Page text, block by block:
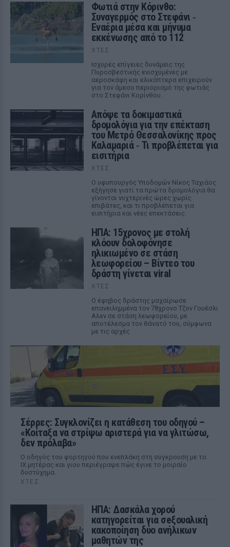
Φωτιά στην Κόρινθο:
Συναγερμός στο Στεφάνι ‑
Εναέρια μέσα και μήνυμα
εκκένωσης από το 112
ΧΤΕΣ
Ισχυρές επίγειες δυνάμεις της
Πυροσβεστικής ενισχυμένες με
αεροσκάφη και ελικόπτερα επιχειρούν
για τον άμεσο περιορισμό της φωτιάς
στο Στεφάνι Κορίνθου.
Απόψε τα δοκιμαστικά
δρομολόγια για την επέκταση
του Μετρό Θεσσαλονίκης προς
Καλαμαριά ‑ Τι προβλέπεται για
εισιτήρια
ΧΤΕΣ
Ο υφυπουργός Υποδομών Νίκος Ταχιάος
εξήγησε γιατί τα πρώτα δρομολόγια θα
γίνονται νυχτερινές ώρες χωρίς
επιβάτες, και τι προβλέπεται για
εισιτήρια και νέες επεκτάσεις.
ΗΠΑ: 15χρονος με στολή
κλόουν δολοφόνησε
ηλικιωμένο σε στάση
λεωφορείου – Βίντεο του
δράστη γίνεται viral
ΧΤΕΣ
Ο έφηβος δράστης μαχαίρωσε
επανειλημμένα τον 78χρονο Τζον Γουέσλι
Αλεν σε στάση λεωφορείου, με
αποτέλεσμα τον θάνατό του, σύμφωνα
με τις αρχές
Σέρρες: Συγκλονίζει η κατάθεση του οδηγού –
«Κοίταξα να στρίψω αριστερά για να γλιτώσω,
δεν πρόλαβα»
Ο οδηγός του φορτηγού που ενεπλάκη στη σύγκρουση με το
ΙΧ μητέρας και γιου περιέγραψε πώς έγινε το μοιραίο
δυστύχημα.
ΧΤΕΣ
ΗΠΑ: Δασκάλα χορού
κατηγορείται για σeξουαλική
κακοποίηση δύο ανήλικων
μαθητών της